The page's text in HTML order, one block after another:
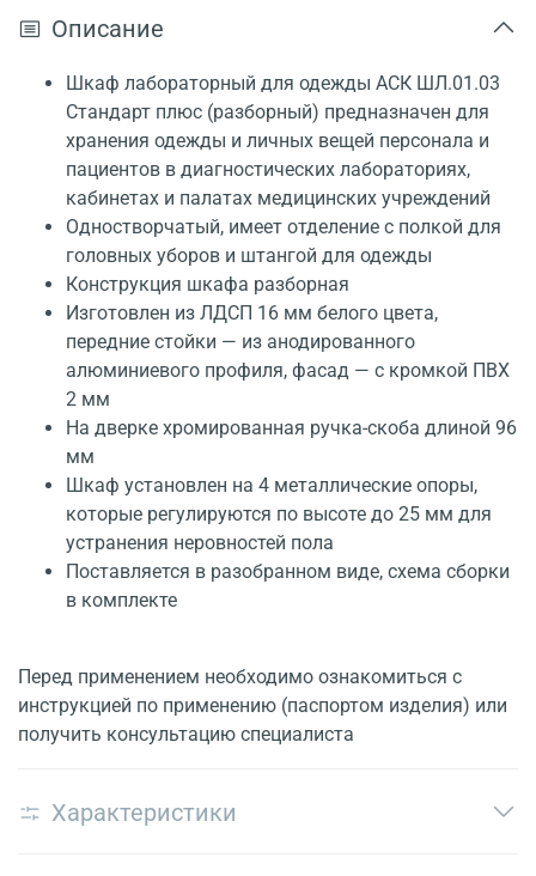
Описание
Шкаф лабораторный для одежды АСК ШЛ.01.03
Стандарт плюс (разборный) предназначен для
хранения одежды и личных вещей персонала и
пациентов в диагностических лабораториях,
кабинетах и палатах медицинских учреждений
Одностворчатый, имеет отделение с полкой для
головных уборов и штангой для одежды
Конструкция шкафа разборная
Изготовлен из ЛДСП 16 мм белого цвета,
передние стойки — из анодированного
алюминиевого профиля, фасад — с кромкой ПВХ
2 мм
На дверке хромированная ручка-скоба длиной 96
мм
Шкаф установлен на 4 металлические опоры,
которые регулируются по высоте до 25 мм для
устранения неровностей пола
Поставляется в разобранном виде, схема сборки
в комплекте
Перед применением необходимо ознакомиться с
инструкцией по применению (паспортом изделия) или
получить консультацию специалиста
Характеристики